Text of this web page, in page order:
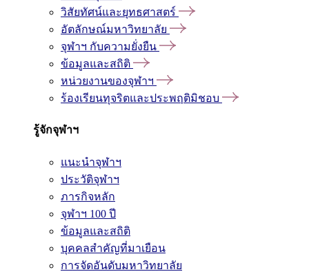
วิสัยทัศน์และยุทธศาสตร์
อัตลักษณ์มหาวิทยาลัย
จุฬาฯ กับความยั่งยืน
ข้อมูลและสถิติ
หน่วยงานของจุฬาฯ
ร้องเรียนทุจริตและประพฤติมิชอบ
รู้จักจุฬาฯ
แนะนำจุฬาฯ
ประวัติจุฬาฯ
ภารกิจหลัก
จุฬาฯ 100 ปี
ข้อมูลและสถิติ
บุคคลสำคัญที่มาเยือน
การจัดอันดับมหาวิทยาลัย